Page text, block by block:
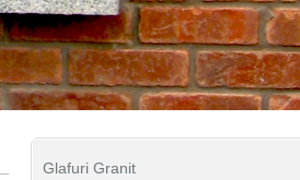
Glafuri Granit